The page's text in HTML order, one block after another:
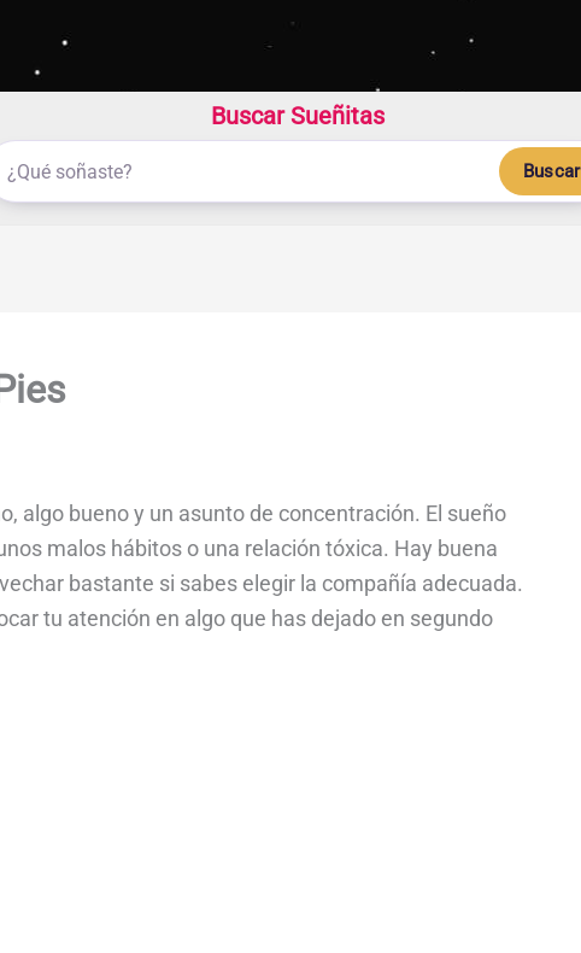
Buscar Sueñitas
Buscar
algo bueno y un asunto de concentración. El sueño
malos hábitos o una relación tóxica. Hay buena
bastante si sabes elegir la compañía adecuada.
tu atención en algo que has dejado en segundo